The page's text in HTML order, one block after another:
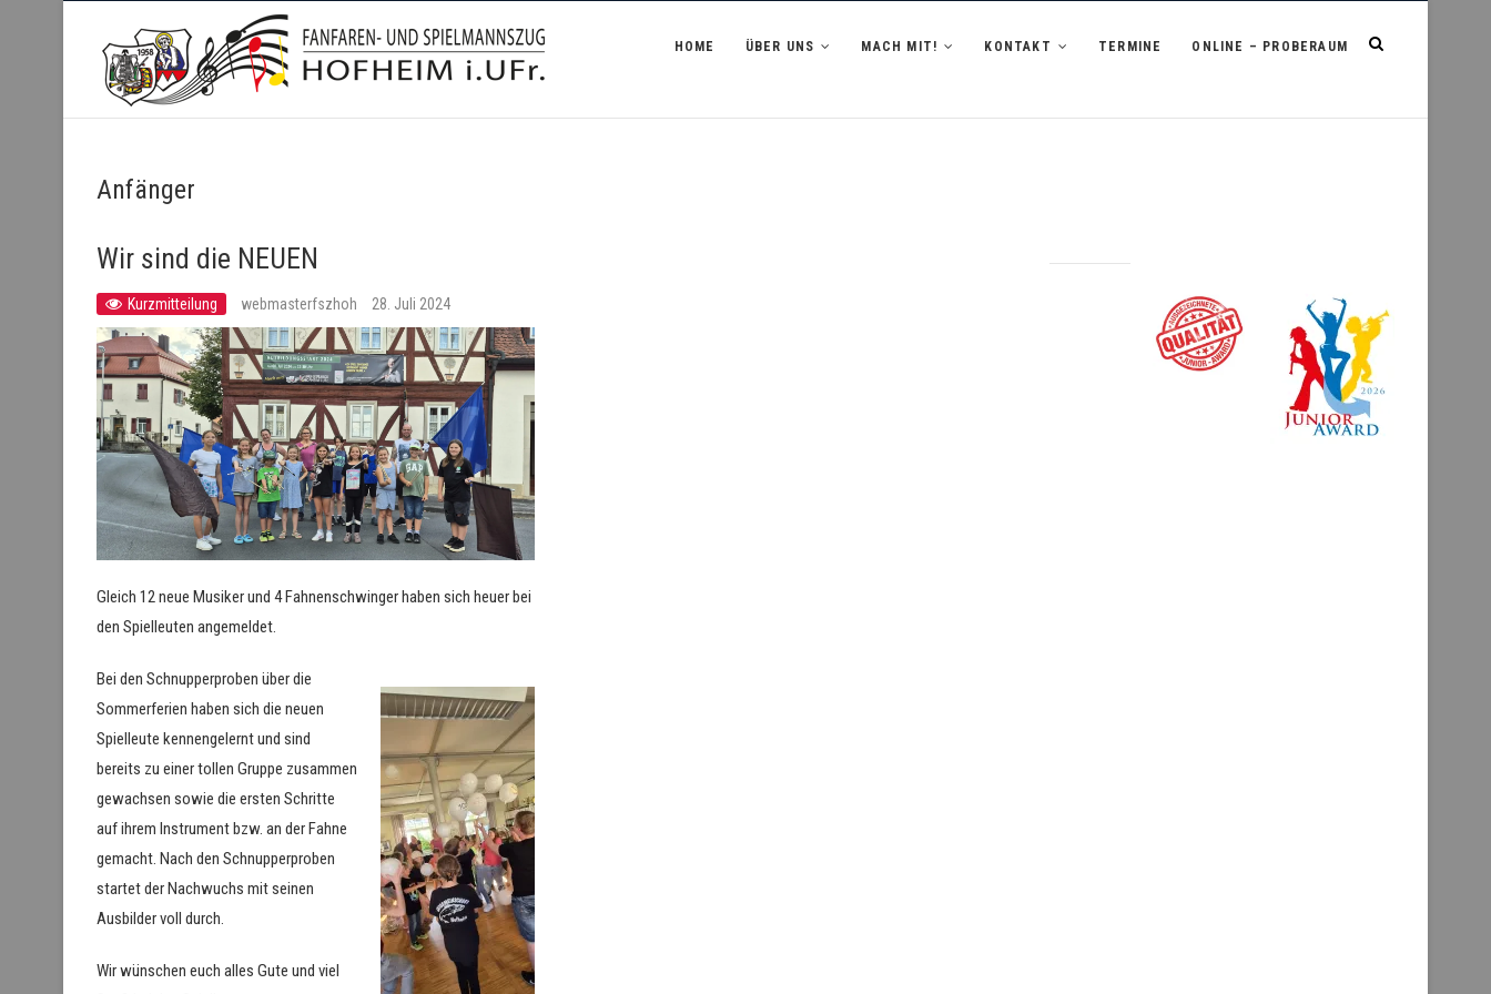
Fanfaren- und Spielmannszug Hofheim i.UFr.
HOME ÜBER UNS MACH MIT! KONTAKT TERMINE ONLINE – PROBERAUM
Anfänger
Wir sind die NEUEN
Kurzmitteilung webmasterfszhoh 28. Juli 2024
Gleich 12 neue Musiker und 4 Fahnenschwinger haben sich heuer bei
den Spielleuten angemeldet.
Bei den Schnupperproben über die
Sommerferien haben sich die neuen
Spielleute kennengelernt und sind
bereits zu einer tollen Gruppe zusammen
gewachsen sowie die ersten Schritte
auf ihrem Instrument bzw. an der Fahne
gemacht. Nach den Schnupperproben
startet der Nachwuchs mit seinen
Ausbilder voll durch.
Wir wünschen euch alles Gute und viel